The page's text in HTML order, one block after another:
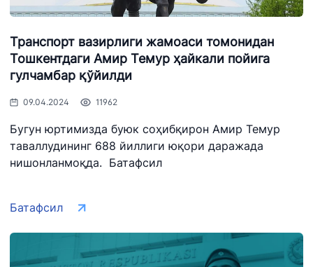
+998 (71) 207-
+998 (71) 207-
67-68
034
Транспорт вазирлиги жамоаси томонидан
Тошкентдаги Амир Темур ҳайкали пойига
гулчамбар қўйилди
09.04.2024 11962
Бугун юртимизда буюк соҳибқирон Амир Темур
таваллудининг 688 йиллиги юқори даражада
нишонланмоқда. Батафсил
Батафсил